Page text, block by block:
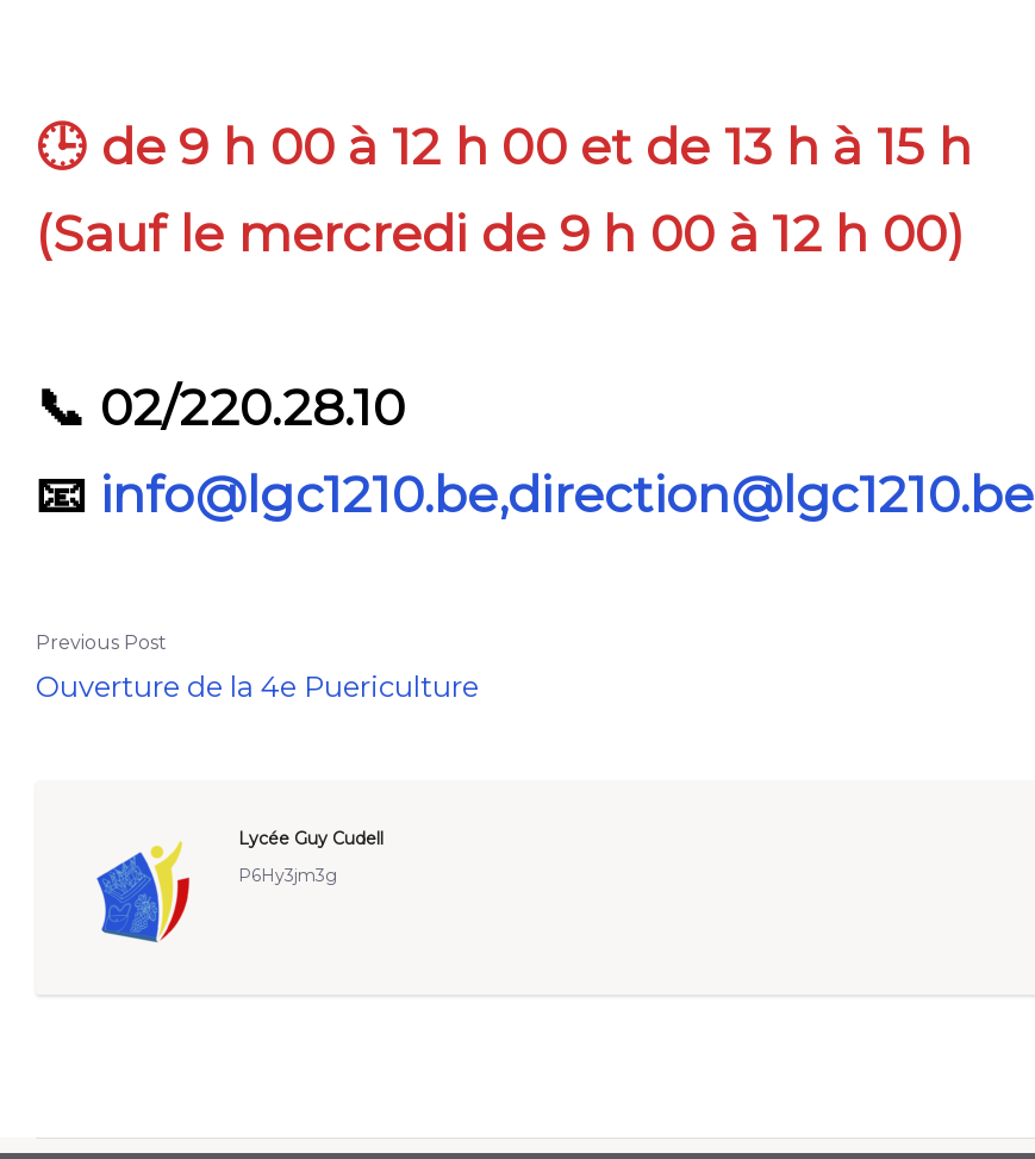
🕒 de 9 h 00 à 12 h 00 et de 13 h à 15 h
(Sauf le mercredi de 9 h 00 à 12 h 00)
📞 02/220.28.10
📧 info@lgc1210.be,direction@lgc1210.be
Previous Post
Ouverture de la 4e Puericulture
Lycée Guy Cudell
P6Hy3jm3g